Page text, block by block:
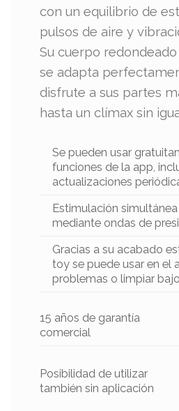
con un equilibrio de
pulsos de aire y
Su cuerpo
se adapta
disfrute a sus partes
hasta un clímax sin
Se pueden usar
funciones de la app,
actualizaciones
Estimulación
mediante ondas de
Gracias a su acabado
toy se puede usar en el
problemas o limpiar
15 años de garantía
comercial
Posibilidad de utilizar
también sin aplicación